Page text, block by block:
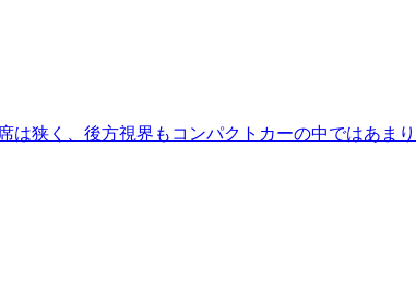
は狭く、後方視界もコンパクトカーの中ではあまり